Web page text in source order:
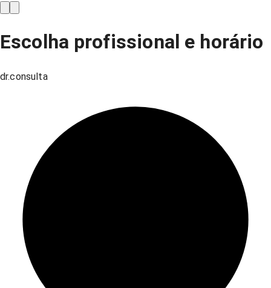
Escolha profissional e horário
dr.consulta